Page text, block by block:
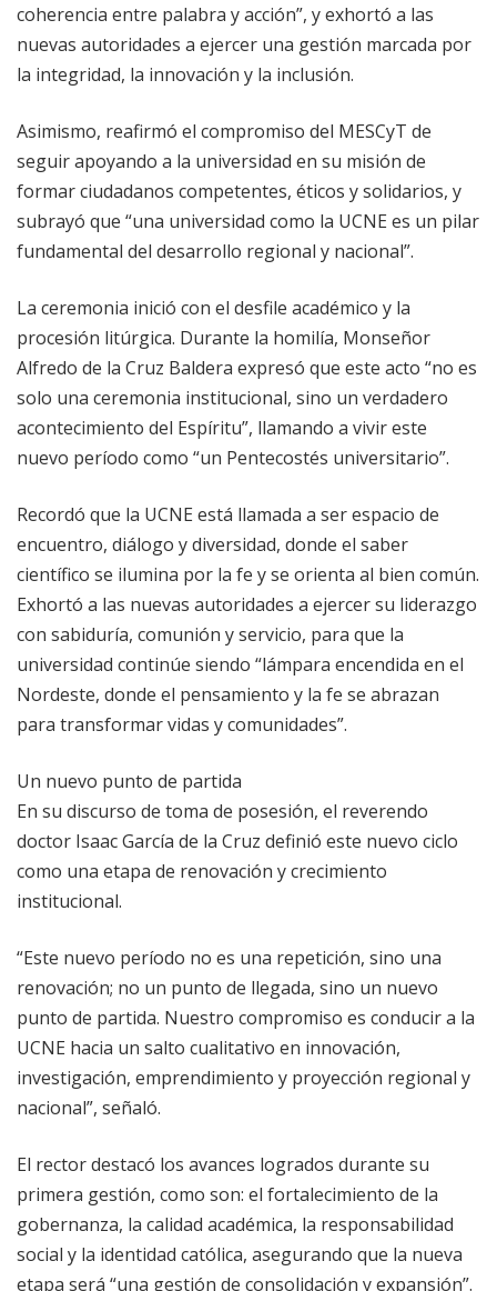
coherencia entre palabra y acción”, y exhortó a las
nuevas autoridades a ejercer una gestión marcada por
la integridad, la innovación y la inclusión.
Asimismo, reafirmó el compromiso del MESCyT de
seguir apoyando a la universidad en su misión de
formar ciudadanos competentes, éticos y solidarios, y
subrayó que “una universidad como la UCNE es un pilar
fundamental del desarrollo regional y nacional”.
La ceremonia inició con el desfile académico y la
procesión litúrgica. Durante la homilía, Monseñor
Alfredo de la Cruz Baldera expresó que este acto “no es
solo una ceremonia institucional, sino un verdadero
acontecimiento del Espíritu”, llamando a vivir este
nuevo período como “un Pentecostés universitario”.
Recordó que la UCNE está llamada a ser espacio de
encuentro, diálogo y diversidad, donde el saber
científico se ilumina por la fe y se orienta al bien común.
Exhortó a las nuevas autoridades a ejercer su liderazgo
con sabiduría, comunión y servicio, para que la
universidad continúe siendo “lámpara encendida en el
Nordeste, donde el pensamiento y la fe se abrazan
para transformar vidas y comunidades”.
Un nuevo punto de partida
En su discurso de toma de posesión, el reverendo
doctor Isaac García de la Cruz definió este nuevo ciclo
como una etapa de renovación y crecimiento
institucional.
“Este nuevo período no es una repetición, sino una
renovación; no un punto de llegada, sino un nuevo
punto de partida. Nuestro compromiso es conducir a la
UCNE hacia un salto cualitativo en innovación,
investigación, emprendimiento y proyección regional y
nacional”, señaló.
El rector destacó los avances logrados durante su
primera gestión, como son: el fortalecimiento de la
gobernanza, la calidad académica, la responsabilidad
social y la identidad católica, asegurando que la nueva
etapa será “una gestión de consolidación y expansión”.